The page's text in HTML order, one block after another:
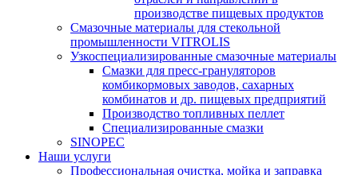
производстве пищевых продуктов
Смазочные материалы для стекольной
промышленности VITROLIS
Узкоспециализированные смазочные материалы
Смазки для пресс-грануляторов
комбикормовых заводов, сахарных
комбинатов и др. пищевых предприятий
Производство топливных пеллет
Специализированные смазки
SINOPEC
Наши услуги
Профессиональная очистка, мойка и заправка